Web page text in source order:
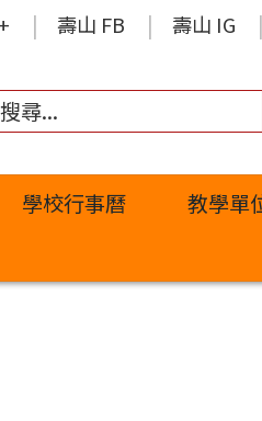
壽山 FB 壽山 IG
學校行事曆 教學單